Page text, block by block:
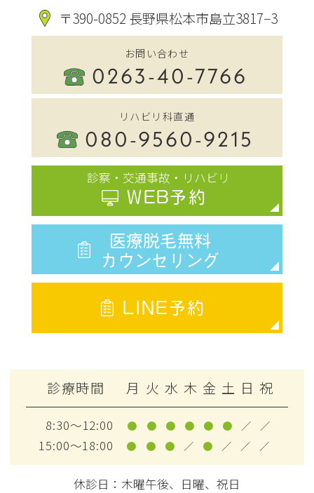
〒390-0852 長野県松本市島立3817−3
お問い合わせ
0263-40-7766
リハビリ科直通
080-9560-9215
診察・交通事故・リハビリ
WEB予約
医療脱毛無料
カウンセリング
LINE予約
診療時間 月 火 水 木 金 土 日 祝
8:30～12:00 ● ● ● ● ● ● ／ ／
15:00～18:00 ● ● ● ／ ● ／ ／ ／
休診日：木曜午後、日曜、祝日